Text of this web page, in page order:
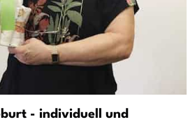
- individuell und